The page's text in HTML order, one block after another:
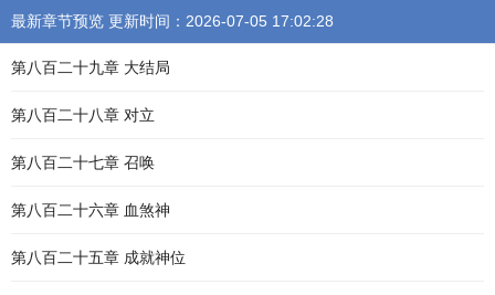
最新章节预览 更新时间：2026-07-05 17:02:28
第八百二十九章 大结局
第八百二十八章 对立
第八百二十七章 召唤
第八百二十六章 血煞神
第八百二十五章 成就神位